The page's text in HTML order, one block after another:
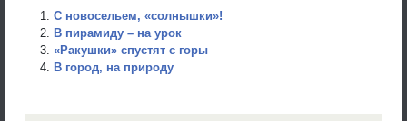
С новосельем, «солнышки»!
В пирамиду – на урок
«Ракушки» спустят с горы
В город, на природу